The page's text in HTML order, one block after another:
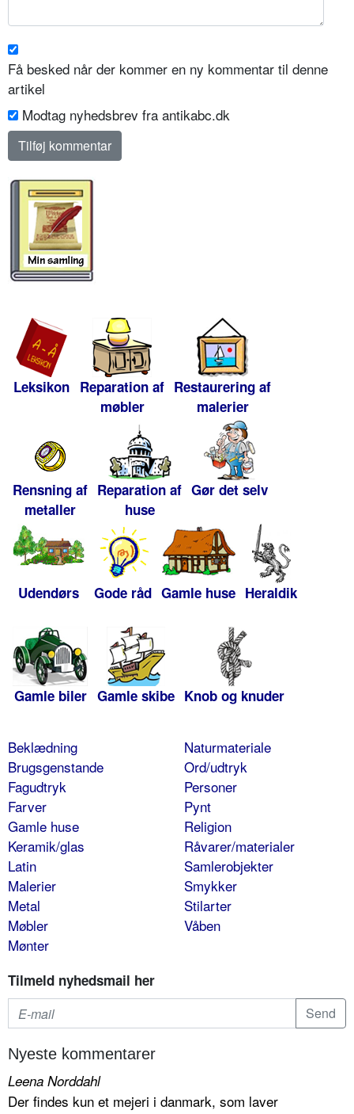
Få besked når der kommer en ny kommentar til denne
artikel
Modtag nyhedsbrev fra antikabc.dk
Leksikon Reparation af
møbler
Restaurering af
malerier
Rensning af
metaller
Reparation af
huse
Gør det selv
Udendørs Gode råd Gamle huse Heraldik
Gamle biler Gamle skibe Knob og knuder
Beklædning
Brugsgenstande
Fagudtryk
Farver
Gamle huse
Keramik/glas
Latin
Malerier
Metal
Møbler
Mønter
Naturmateriale
Ord/udtryk
Personer
Pynt
Religion
Råvarer/materialer
Samlerobjekter
Smykker
Stilarter
Våben
Tilmeld nyhedsmail her
Nyeste kommentarer
Leena Norddahl
Der findes kun et mejeri i danmark, som laver